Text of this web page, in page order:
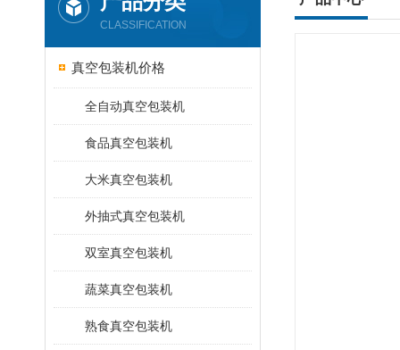
CLASSIFICATION
真空包装机价格
全自动真空包装机
食品真空包装机
大米真空包装机
外抽式真空包装机
双室真空包装机
蔬菜真空包装机
熟食真空包装机